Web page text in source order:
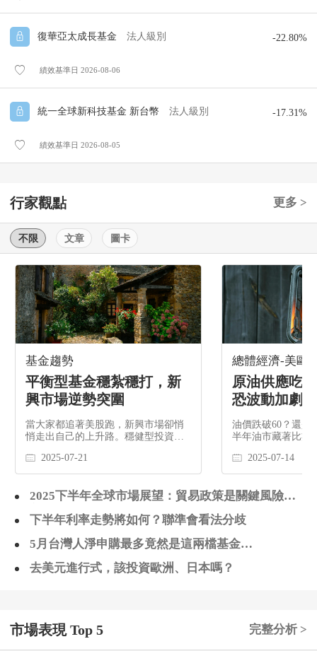
復華亞太成長基金 法人級別 -22.80%
績效基準日 2026-08-06
統一全球新科技基金 新台幣 法人級別 -17.31%
績效基準日 2026-08-05
行家觀點 更多 >
不限 文章 圖卡
基金趨勢
平衡型基金穩紮穩打，新
興市場逆勢突圍
當大家都追著美股跑，新興市場卻悄
悄走出自己的上升路。穩健型投資
2025-07-21
總體經濟-美歐
原油供應吃
恐波動加劇
油價跌破60？還是
半年油市藏著比數
場大翻盤。
2025-07-14
2025下半年全球市場展望：貿易政策是關鍵風險，
美元預期將保持弱勢
下半年利率走勢將如何？聯準會看法分歧
5月台灣人淨申購最多竟然是這兩檔基金…
去美元進行式，該投資歐洲、日本嗎？
市場表現 Top 5 完整分析 >